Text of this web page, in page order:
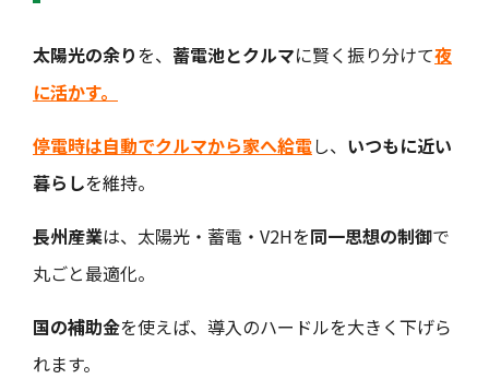
太陽光の余りを、 蓄電池とクルマに賢く振り分けて夜
に活かす。
停電時は自動でクルマから家へ給電し、 いつもに近い
暮らしを維持。
長州産業は、太陽光・蓄電・V2Hを同一思想の制御で
丸ごと最適化。
国の補助金を使えば、導入のハードルを大きく下げら
れます。